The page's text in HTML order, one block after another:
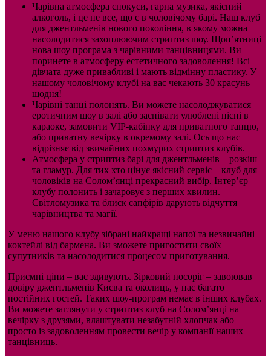
Чарівна атмосфера спокуси, гарна музика, якісний
алкоголь, і це не все, що є в чоловічому барі. Наш клуб
для джентльменів нового покоління, в якому можна
насолодитися захоплюючим стриптиз шоу. Щоп’ятниці
нова шоу програма з чарівними танцівницями. Ви
поринете в атмосферу естетичного задоволення! Всі
дівчата дуже привабливі і мають відмінну пластику. У
нашому чоловічому клубі на вас чекають 30 красунь
щодня!
Чарівні танці полонять. Ви можете насолоджуватися
еротичним шоу в залі або заспівати улюблені пісні в
караоке, замовити VIP-кабінку для приватного танцю,
або приватну вечірку в окремому залі. Ось що нас
відрізняє від звичайних похмурих стриптиз клубів.
Атмосфера у стриптиз барі для джентльменів – розкіш
та гламур. Для тих хто цінує якісний сервіс – клуб для
чоловіків на Солом’янці прекрасний вибір. Інтер’єр
клубу полонить і зачаровує з перших хвилин.
Світломузика та блиск сапфірів дарують відчуття
чарівництва та магії.
У меню нашого клубу зібрані найкращі напої та незвичайні
коктейлі від бармена. Ви зможете пригостити своїх
супутників та насолодитися процесом приготування.
Приємні ціни – вас здивують. Зірковий носоріг – завоював
довіру джентльменів Києва та околиць, у нас багато
постійних гостей. Таких шоу-програм немає в інших клубах.
Ви можете заглянути у стриптиз клуб на Солом’янці на
вечірку з друзями, влаштувати незабутній хлопчак або
просто із задоволенням провести вечір у компанії наших
танцівниць.